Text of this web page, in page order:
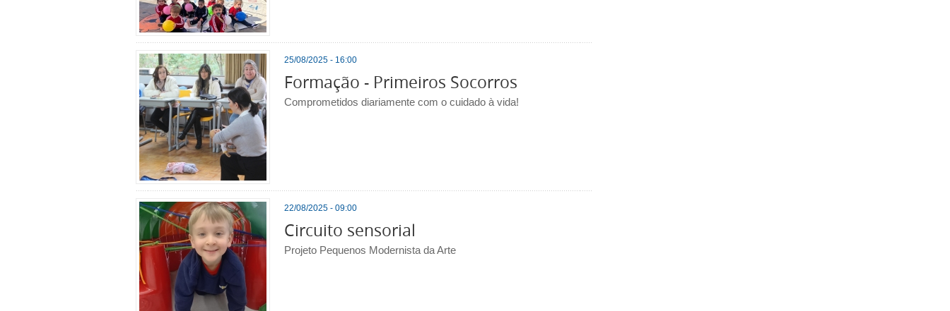
25/08/2025 - 16:00
Formação - Primeiros Socorros
Comprometidos diariamente com o cuidado à vida!
22/08/2025 - 09:00
Circuito sensorial
Projeto Pequenos Modernista da Arte